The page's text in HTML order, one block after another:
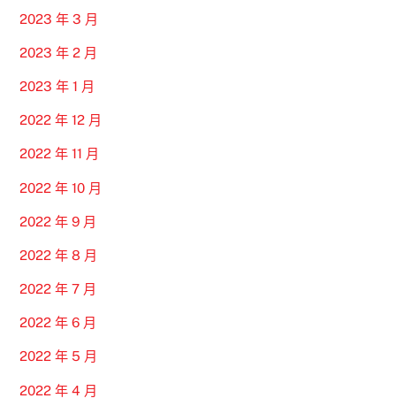
2023 年 3 月
2023 年 2 月
2023 年 1 月
2022 年 12 月
2022 年 11 月
2022 年 10 月
2022 年 9 月
2022 年 8 月
2022 年 7 月
2022 年 6 月
2022 年 5 月
2022 年 4 月